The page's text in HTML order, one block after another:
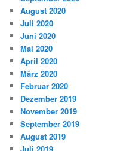
August 2020
Juli 2020
Juni 2020
Mai 2020
April 2020
März 2020
Februar 2020
Dezember 2019
November 2019
September 2019
August 2019